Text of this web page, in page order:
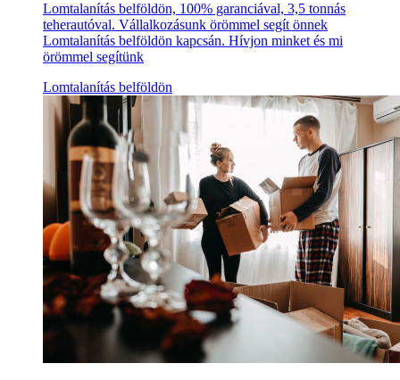
Lomtalanítás belföldön, 100% garanciával, 3,5 tonnás
teherautóval. Vállalkozásunk örömmel segít önnek
Lomtalanítás belföldön kapcsán. Hívjon minket és mi
örömmel segítünk
Lomtalanítás belföldön